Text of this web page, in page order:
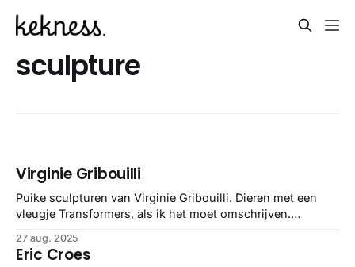
sculpture
Virginie Gribouilli
Puike sculpturen van Virginie Gribouilli. Dieren met een
vleugje Transformers, als ik het moet omschrijven.
tegengekomen.
27 aug. 2025
Eric Croes